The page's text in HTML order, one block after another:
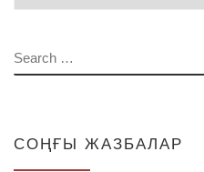
SEARCH
СОҢҒЫ ЖАЗБАЛАР